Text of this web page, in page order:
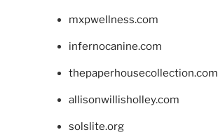
mxpwellness.com
infernocanine.com
thepaperhousecollection.com
allisonwillisholley.com
solslite.org